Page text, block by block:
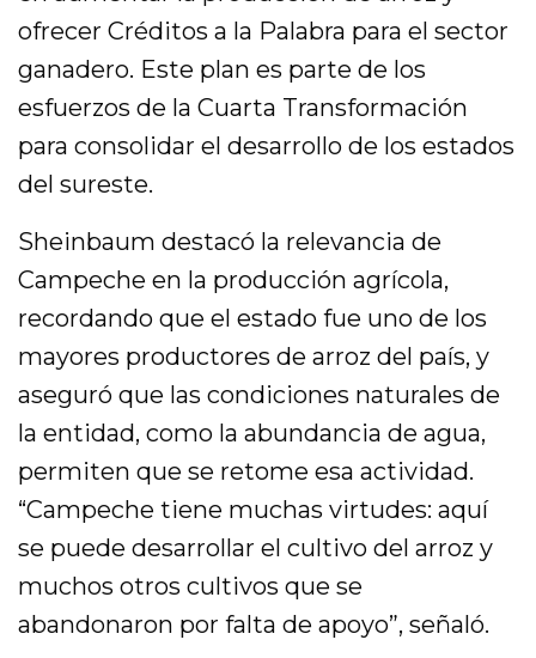
ofrecer Créditos a la Palabra para el sector
ganadero. Este plan es parte de los
esfuerzos de la Cuarta Transformación
para consolidar el desarrollo de los estados
del sureste.
Sheinbaum destacó la relevancia de
Campeche en la producción agrícola,
recordando que el estado fue uno de los
mayores productores de arroz del país, y
aseguró que las condiciones naturales de
la entidad, como la abundancia de agua,
permiten que se retome esa actividad.
“Campeche tiene muchas virtudes: aquí
se puede desarrollar el cultivo del arroz y
muchos otros cultivos que se
abandonaron por falta de apoyo”, señaló.